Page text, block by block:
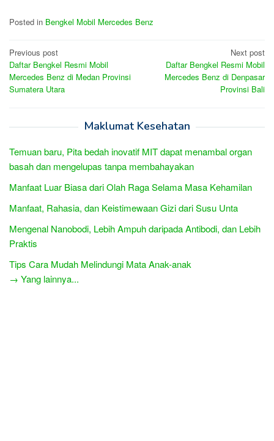
Posted in Bengkel Mobil Mercedes Benz
Post
navigation
Previous post
Daftar Bengkel Resmi Mobil
Mercedes Benz di Medan Provinsi
Sumatera Utara
Next post
Daftar Bengkel Resmi Mobil
Mercedes Benz di Denpasar
Provinsi Bali
Maklumat Kesehatan
Temuan baru, Pita bedah inovatif MIT dapat menambal organ
basah dan mengelupas tanpa membahayakan
Manfaat Luar Biasa dari Olah Raga Selama Masa Kehamilan
Manfaat, Rahasia, dan Keistimewaan Gizi dari Susu Unta
Mengenal Nanobodi, Lebih Ampuh daripada Antibodi, dan Lebih
Praktis
Tips Cara Mudah Melindungi Mata Anak-anak
→ Yang lainnya...